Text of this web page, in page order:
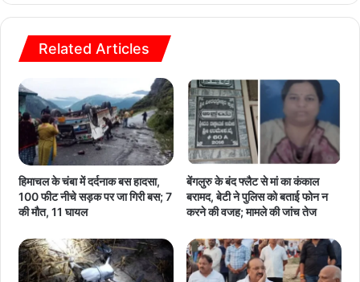
Related Articles
हिमाचल के चंबा में दर्दनाक बस हादसा,
100 फीट नीचे सड़क पर जा गिरी बस; 7
की मौत, 11 घायल
बेंगलुरु के बंद फ्लैट से मां का कंकाल
बरामद, बेटी ने पुलिस को बताई फोन न
करने की वजह; मामले की जांच तेज